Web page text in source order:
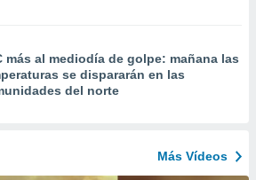
más al mediodía de golpe: mañana las
se dispararán en las
del norte
Más Vídeos